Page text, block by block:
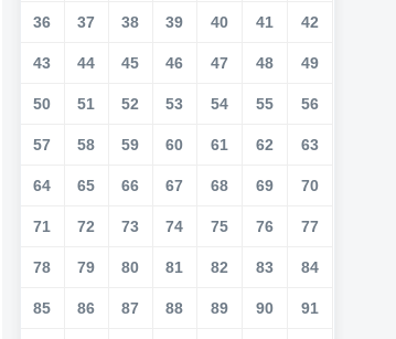
36 37 38 39 40 41 42
43 44 45 46 47 48 49
50 51 52 53 54 55 56
57 58 59 60 61 62 63
64 65 66 67 68 69 70
71 72 73 74 75 76 77
78 79 80 81 82 83 84
85 86 87 88 89 90 91